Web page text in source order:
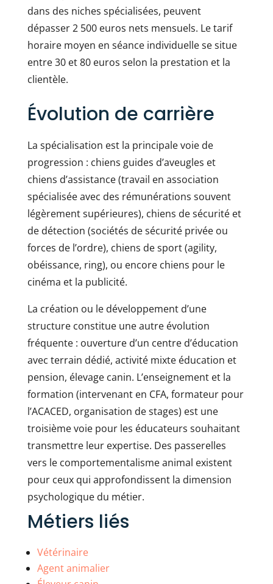
dans des niches spécialisées, peuvent
dépasser 2 500 euros nets mensuels. Le tarif
horaire moyen en séance individuelle se situe
entre 30 et 80 euros selon la prestation et la
clientèle.
Évolution de carrière
La spécialisation est la principale voie de
progression : chiens guides d’aveugles et
chiens d’assistance (travail en association
spécialisée avec des rémunérations souvent
légèrement supérieures), chiens de sécurité et
de détection (sociétés de sécurité privée ou
forces de l’ordre), chiens de sport (agility,
obéissance, ring), ou encore chiens pour le
cinéma et la publicité.
La création ou le développement d’une
structure constitue une autre évolution
fréquente : ouverture d’un centre d’éducation
avec terrain dédié, activité mixte éducation et
pension, élevage canin. L’enseignement et la
formation (intervenant en CFA, formateur pour
l’ACACED, organisation de stages) est une
troisième voie pour les éducateurs souhaitant
transmettre leur expertise. Des passerelles
vers le comportementalisme animal existent
pour ceux qui approfondissent la dimension
psychologique du métier.
Métiers liés
Vétérinaire
Agent animalier